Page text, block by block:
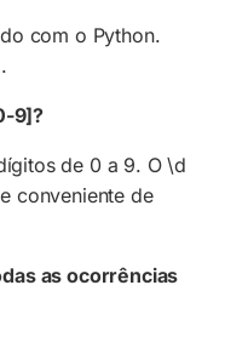
com o Python.
.
9]?
de 0 a 9. O \d
conveniente de
as ocorrências